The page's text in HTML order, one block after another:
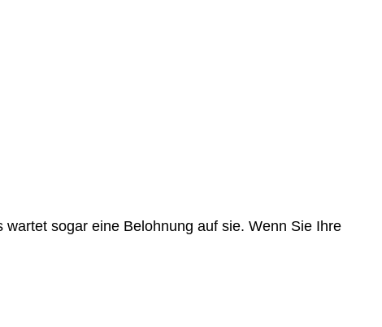
sogar eine Belohnung auf sie. Wenn Sie Ihre